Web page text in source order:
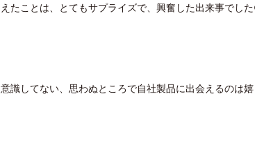
えたことは、とてもサプライズで、興奮した出来事でし
意識してない、思わぬところで自社製品に出会えるのは嬉